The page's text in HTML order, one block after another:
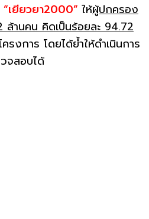
“เยียวยา2000” ให้ผู้ปกครอง
ล้านคน คิดเป็นร้อยละ 94.72
ครงการ โดยได้ย้ำให้ดำเนินการ
จสอบได้